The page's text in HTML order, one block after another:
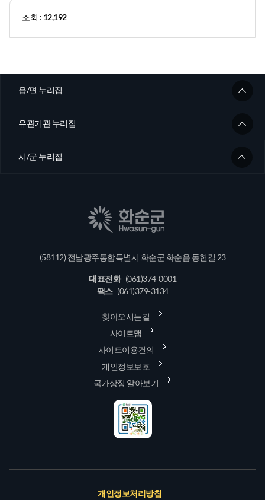
조회 : 12,192
읍/면 누리집
유관기관 누리집
시/군 누리집
(58112) 전남광주통합특별시 화순군 화순읍 동헌길 23
대표전화 (061)374-0001
팩스 (061)379-3134
찾아오시는길
사이트맵
사이트이용건의
개인정보보호
국가상징 알아보기
개인정보처리방침